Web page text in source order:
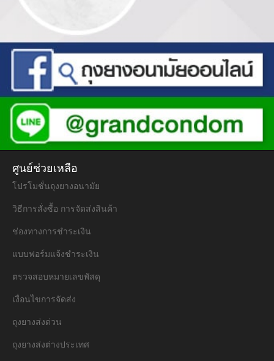
ศูนย์ช่วยเหลือ
โปรโมชั่นถุงยางอนามัย
วิธีการสั่งซื้อ การจัดส่งสินค้า
ช่องทางการชำระเงิน
แบบฟอร์มแจ้งชำระเงิน
ตรวจสอบหมายเลขพัสดุ
เงื่อนไขการจัดส่ง
ถุงยางส่งด่วน
ถุงยางส่งต่างประเทศ